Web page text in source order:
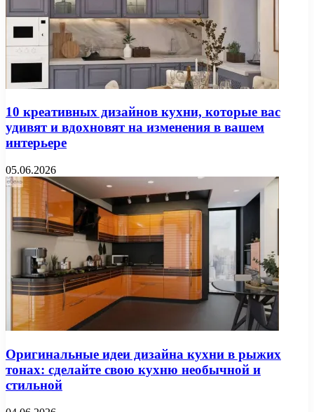
10 креативных дизайнов кухни, которые вас
удивят и вдохновят на изменения в вашем
интерьере
05.06.2026
Оригинальные идеи дизайна кухни в рыжих
тонах: сделайте свою кухню необычной и
стильной